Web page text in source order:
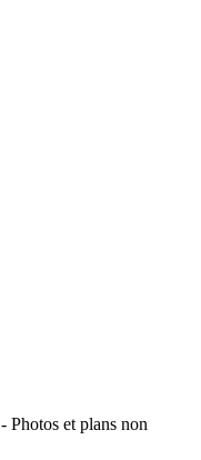
- Photos et plans non